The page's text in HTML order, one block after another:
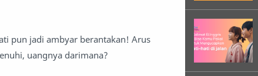
pun jadi ambyar berantakan! Arus
uangnya darimana?